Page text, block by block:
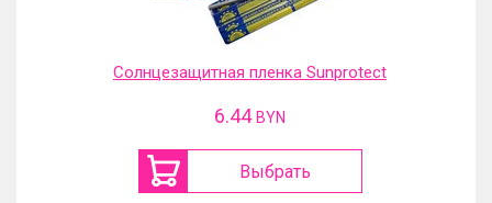
Солнцезащитная пленка Sunprotect
6.44 BYN
Выбрать